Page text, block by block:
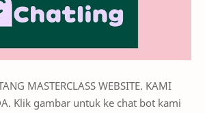
MASTERCLASS WEBSITE. KAMI
Klik gambar untuk ke chat bot kami